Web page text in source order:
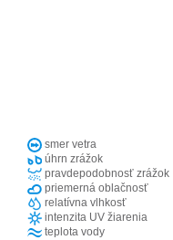
smer vetra
úhrn zrážok
pravdepodobnosť zrážok
priemerná oblačnosť
relatívna vlhkosť
intenzita UV žiarenia
teplota vody